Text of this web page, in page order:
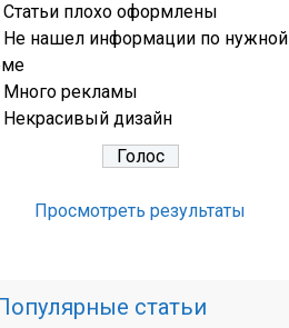
Статьи плохо оформлены
Не нашел информации по нужной
Много рекламы
Некрасивый дизайн
Просмотреть результаты
статьи